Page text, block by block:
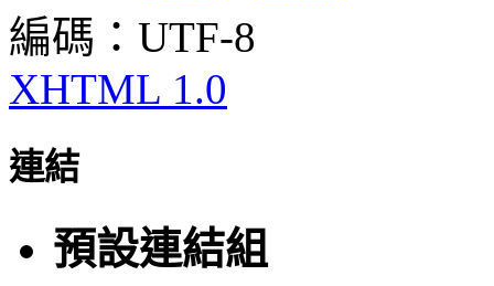
編碼：UTF-8
XHTML 1.0
連結
預設連結組